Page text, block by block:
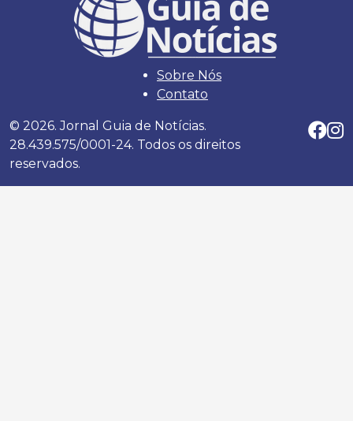
Sobre Nós
Contato
© 2026. Jornal Guia de Notícias.
28.439.575/0001-24. Todos os direitos
reservados.